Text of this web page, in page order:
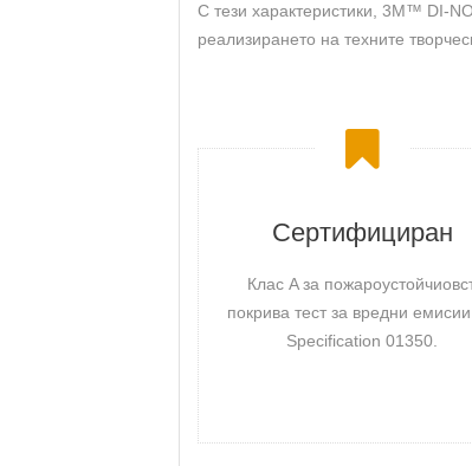
С тези характеристики, 3M™ DI-
реализирането на техните
Сертифициран
Клас A за
покрива тест за вредни
Specification 01350.